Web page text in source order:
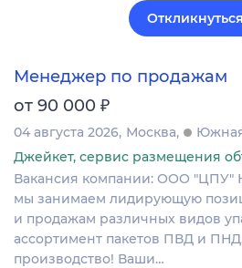
Откликнуться
Менеджер по продажам
от 90 000 ₽
04 августа 2026 Москва
Джейкет, сервис размещения
Вакансия компании: ООО "ЦПУ"
мы занимаем лидирующую
и продажам различных видов
ассортимент пакетов ПВД и
производство! Ваши…